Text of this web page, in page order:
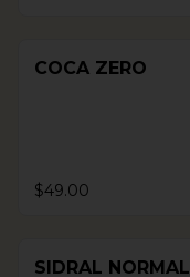
COCA ZERO
$49.00
SIDRAL NORMAL